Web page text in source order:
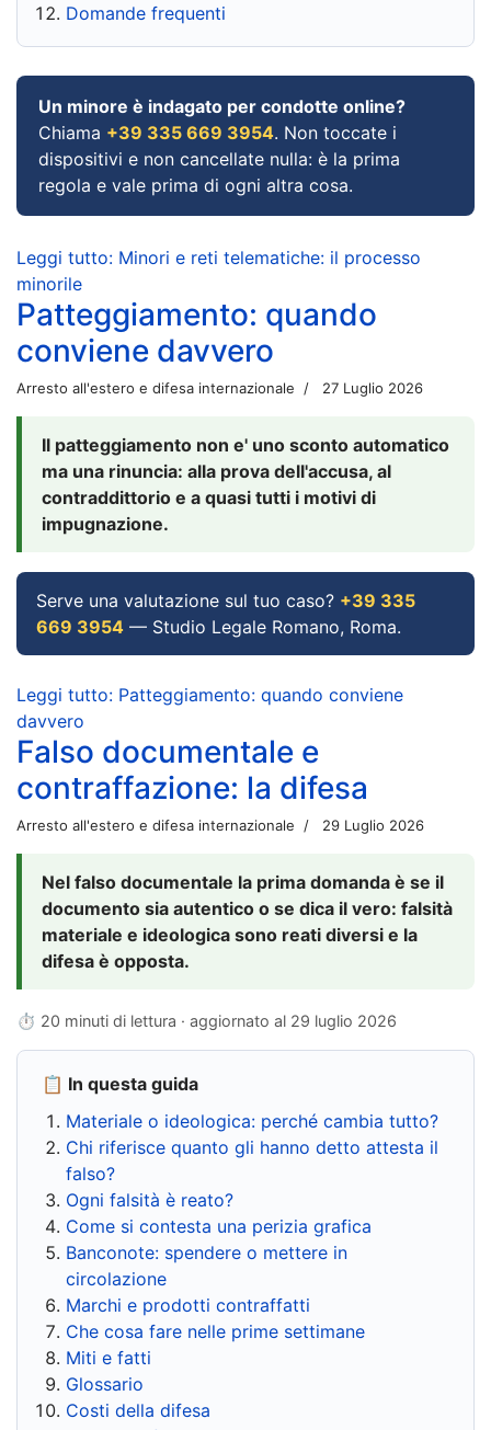
Domande frequenti
Un minore è indagato per condotte online?
Chiama +39 335 669 3954. Non toccate i
dispositivi e non cancellate nulla: è la prima
regola e vale prima di ogni altra cosa.
Leggi tutto: Minori e reti telematiche: il processo
minorile
Patteggiamento: quando
conviene davvero
Arresto all'estero e difesa internazionale 27 Luglio 2026
Il patteggiamento non e' uno sconto automatico
ma una rinuncia: alla prova dell'accusa, al
contraddittorio e a quasi tutti i motivi di
impugnazione.
Serve una valutazione sul tuo caso? +39 335
669 3954 — Studio Legale Romano, Roma.
Leggi tutto: Patteggiamento: quando conviene
davvero
Falso documentale e
contraffazione: la difesa
Arresto all'estero e difesa internazionale 29 Luglio 2026
Nel falso documentale la prima domanda è se il
documento sia autentico o se dica il vero: falsità
materiale e ideologica sono reati diversi e la
difesa è opposta.
⏱ 20 minuti di lettura · aggiornato al 29 luglio 2026
📋 In questa guida
Materiale o ideologica: perché cambia tutto?
Chi riferisce quanto gli hanno detto attesta il
falso?
Ogni falsità è reato?
Come si contesta una perizia grafica
Banconote: spendere o mettere in
circolazione
Marchi e prodotti contraffatti
Che cosa fare nelle prime settimane
Miti e fatti
Glossario
Costi della difesa